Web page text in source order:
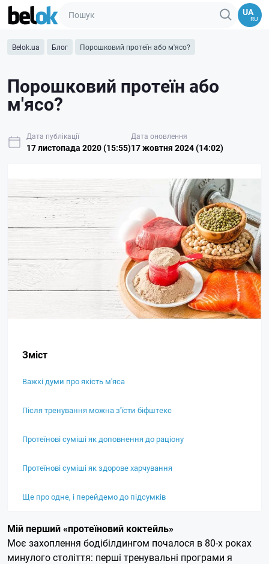
UA
RU
Belok.ua Блог Порошковий протеїн або м'ясо?
Порошковий протеїн або
м'ясо?
Дата публікації
17 листопада 2020 (15:55)
Дата оновлення
17 жовтня 2024 (14:02)
Зміст
Важкі думи про якість м'яса
Після тренування можна з'їсти біфштекс
Протеїнові суміші як доповнення до раціону
Протеїнові суміші як здорове харчування
Ще про одне, і перейдемо до підсумків
Мій перший «протеїновий коктейль»
Моє захоплення бодібілдингом почалося в 80-х роках
минулого століття: перші тренувальні програми я